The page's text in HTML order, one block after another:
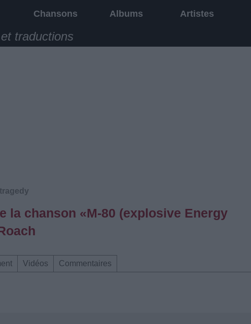
Chansons Albums Artistes
traductions
la chanson «M-80 (explosive Energy
Vidéos Commentaires